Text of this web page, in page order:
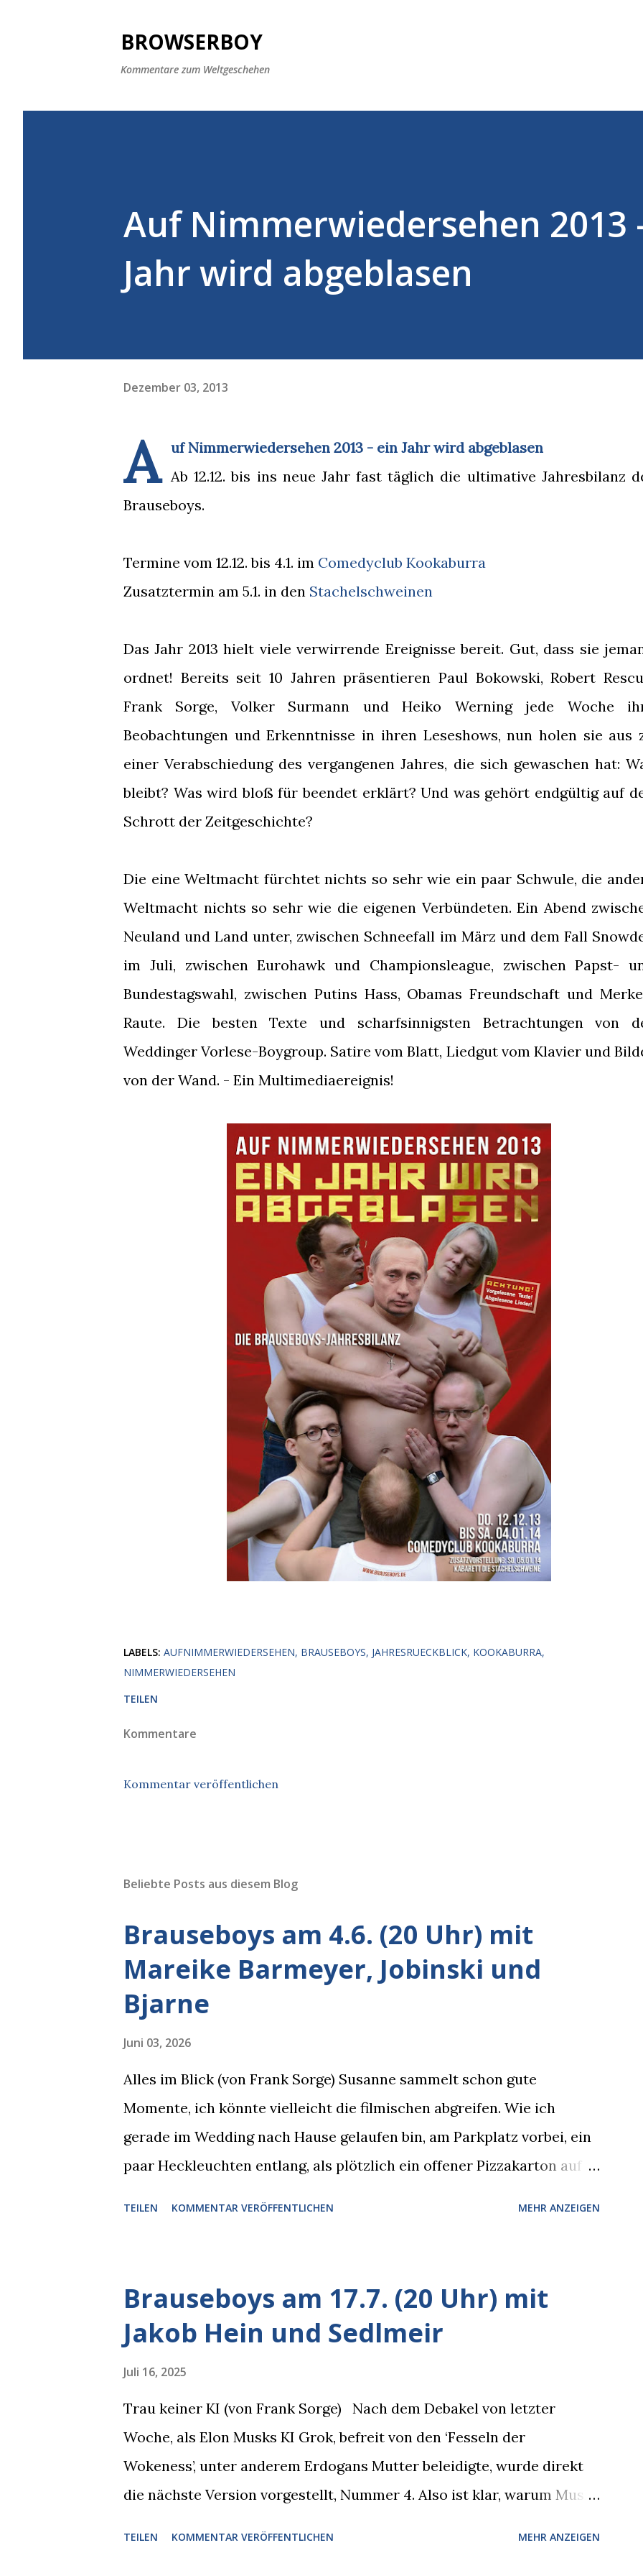
BROWSERBOY
Kommentare zum Weltgeschehen
Auf Nimmerwiedersehen 2013
Jahr wird abgeblasen
Dezember 03, 2013
A
uf Nimmerwiedersehen 2013 - ein Jahr wird abgeblasen
Ab 12.12. bis ins neue Jahr fast täglich die ultimative Jahresbilanz
Brauseboys.
Termine vom 12.12. bis 4.1. im Comedyclub Kookaburra
Zusatztermin am 5.1. in den Stachelschweinen
Das Jahr 2013 hielt viele verwirrende Ereignisse bereit. Gut, dass sie
ordnet! Bereits seit 10 Jahren präsentieren Paul Bokowski, Robert
Frank Sorge, Volker Surmann und Heiko Werning jede Woche
Beobachtungen und Erkenntnisse in ihren Leseshows, nun holen sie aus
einer Verabschiedung des vergangenen Jahres, die sich gewaschen hat:
bleibt? Was wird bloß für beendet erklärt? Und was gehört endgültig auf
Schrott der Zeitgeschichte?
Die eine Weltmacht fürchtet nichts so sehr wie ein paar Schwule, die
Weltmacht nichts so sehr wie die eigenen Verbündeten. Ein Abend
Neuland und Land unter, zwischen Schneefall im März und dem Fall
im Juli, zwischen Eurohawk und Championsleague, zwischen Papst-
Bundestagswahl, zwischen Putins Hass, Obamas Freundschaft und
Raute. Die besten Texte und scharfsinnigsten Betrachtungen von
Weddinger Vorlese-Boygroup. Satire vom Blatt, Liedgut vom Klavier und
von der Wand. - Ein Multimediaereignis!
LABELS: AUFNIMMERWIEDERSEHEN BRAUSEBOYS JAHRESRUECKBLICK KOOKABURRA
NIMMERWIEDERSEHEN
TEILEN
Kommentare
Kommentar veröffentlichen
Beliebte Posts aus diesem Blog
Brauseboys am 4.6. (20 Uhr) mit
Mareike Barmeyer, Jobinski und
Bjarne
Juni 03, 2026
Alles im Blick (von Frank Sorge) Susanne sammelt schon gute
Momente, ich könnte vielleicht die filmischen abgreifen. Wie ich
gerade im Wedding nach Hause gelaufen bin, am Parkplatz vorbei, ein
paar Heckleuchten entlang, als plötzlich ein offener Pizzakarton auf
blickte die Krähe und ihn an, er die Krähe und mich, wir lächelten
gleichzeitig amüsiert. “Vorsicht!”, sagte ich zu ihm, “im Wedding muss
man immer aufpassen!” “Mach ich!”, bestätigte der freundliche
TEILEN KOMMENTAR VERÖFFENTLICHEN MEHR ANZEIGEN
Brauseboys am 17.7. (20 Uhr) mit
Jakob Hein und Sedlmeir
Juli 16, 2025
Trau keiner KI (von Frank Sorge) Nach dem Debakel von letzter
Woche, als Elon Musks KI Grok, befreit von den ‘Fesseln der
Wokeness’, unter anderem Erdogans Mutter beleidigte, wurde direkt
die nächste Version vorgestellt, Nummer 4. Also ist klar, warum Musk
TEILEN KOMMENTAR VERÖFFENTLICHEN MEHR ANZEIGEN